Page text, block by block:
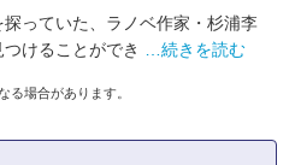
っていた、ラノベ作家・杉浦李
けることができ
…続きを読む
場合があります。